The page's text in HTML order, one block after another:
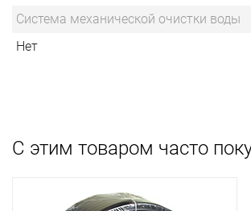
Система механической очистки воды
Нет
С этим товаром часто